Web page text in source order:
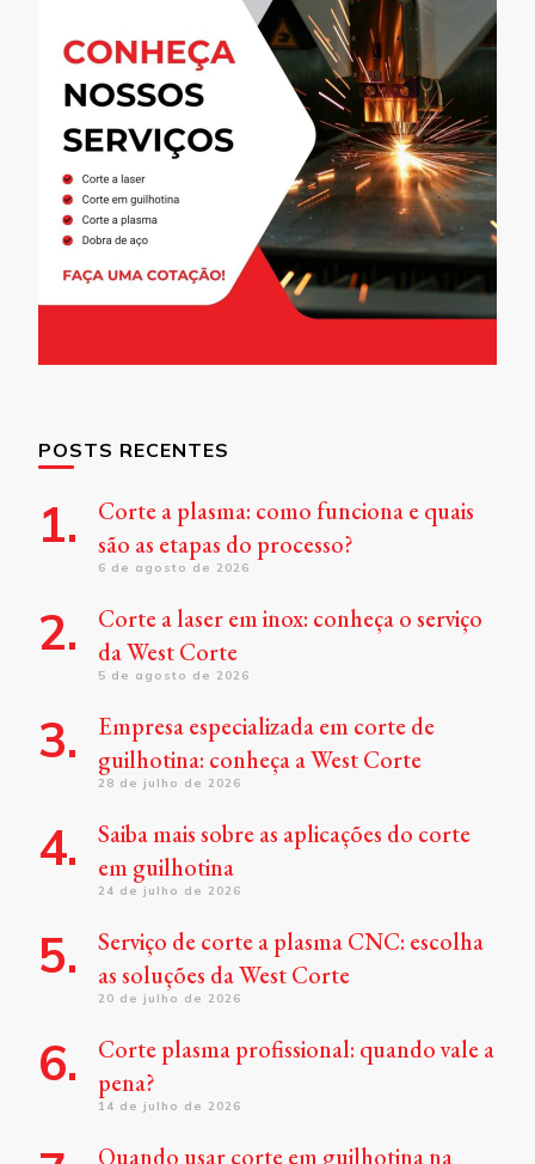
POSTS RECENTES
Corte a plasma: como funciona e quais
são as etapas do processo?
6 de agosto de 2026
Corte a laser em inox: conheça o serviço
da West Corte
5 de agosto de 2026
Empresa especializada em corte de
guilhotina: conheça a West Corte
28 de julho de 2026
Saiba mais sobre as aplicações do corte
em guilhotina
24 de julho de 2026
Serviço de corte a plasma CNC: escolha
as soluções da West Corte
20 de julho de 2026
Corte plasma profissional: quando vale a
pena?
14 de julho de 2026
Quando usar corte em guilhotina na